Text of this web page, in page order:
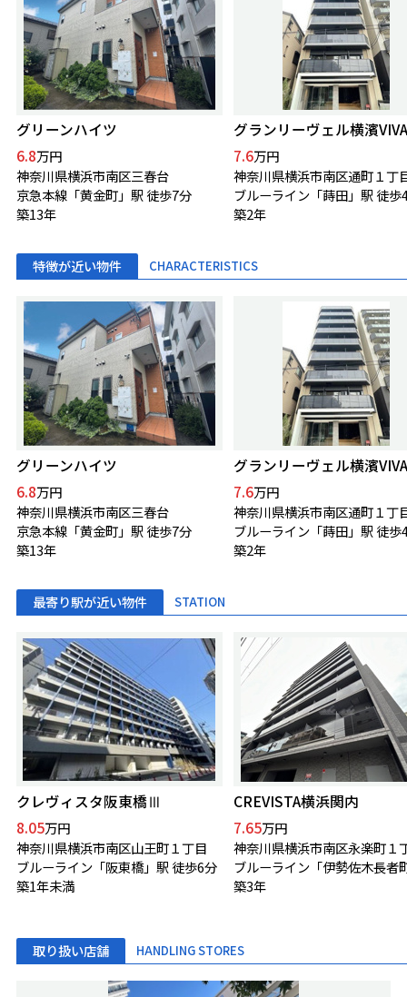
グリーンハイツ
6.8万円
神奈川県横浜市南区三春台
京急本線「黄金町」駅 徒歩7分
築13年
グランリーヴェル横濱
7.6万円
神奈川県横浜市南区通町１丁
ブルーライン「蒔田」駅 徒歩
築2年
特徴が近い物件 CHARACTERISTICS
グリーンハイツ
6.8万円
神奈川県横浜市南区三春台
京急本線「黄金町」駅 徒歩7分
築13年
グランリーヴェル横濱
7.6万円
神奈川県横浜市南区通町１丁
ブルーライン「蒔田」駅 徒歩
築2年
最寄り駅が近い物件 STATION
クレヴィスタ阪東橋Ⅲ
8.05万円
神奈川県横浜市南区山王町１丁目
ブルーライン「阪東橋」駅 徒歩6分
築1年未満
CREVISTA横浜関内
7.65万円
神奈川県横浜市南区永楽町１
築3年
取り扱い店舗 HANDLING STORES